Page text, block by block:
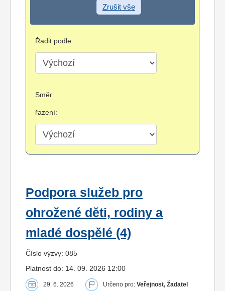
Zrušit vše
Řadit podle:
Směr
řazení:
Podpora služeb pro
ohrožené děti, rodiny a
mladé dospělé (4)
Číslo výzvy: 085
Platnost do: 14. 09. 2026 12:00
29. 6. 2026 Určeno pro: Veřejnost, Žadatel